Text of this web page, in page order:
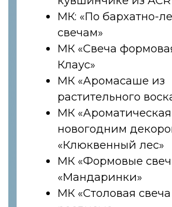
ВЕДУЩАЯ КУРСА -
ЖУРАВСКАЯ
КРИСТИНА: